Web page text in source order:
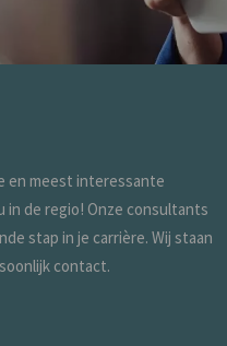
en meest interessante
in de regio! Onze consultants
stap in je carrière. Wij staan
contact.